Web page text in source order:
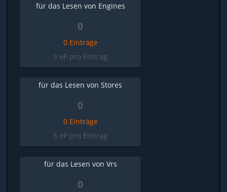
für das Lesen von Engines
0
0 Einträge
5 eP pro Eintrag
für das Lesen von Stores
0
0 Einträge
5 eP pro Eintrag
für das Lesen von Vrs
0